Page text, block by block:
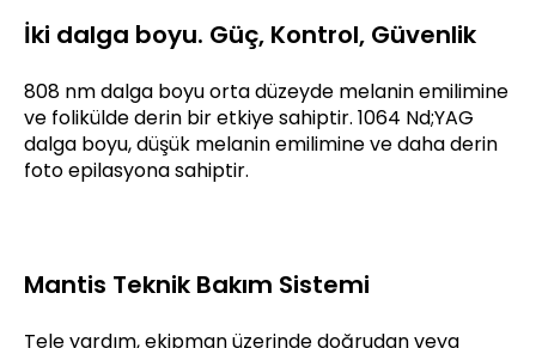
İki dalga boyu. Güç, Kontrol, Güvenlik
808 nm dalga boyu orta düzeyde melanin emilimine
ve folikülde derin bir etkiye sahiptir. 1064 Nd;YAG
dalga boyu, düşük melanin emilimine ve daha derin
foto epilasyona sahiptir.
Mantis Teknik Bakım Sistemi
Tele yardım, ekipman üzerinde doğrudan veya